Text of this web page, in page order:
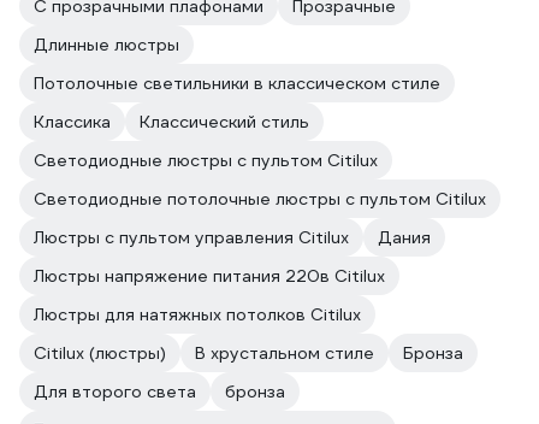
С прозрачными плафонами
Прозрачные
Длинные люстры
Потолочные светильники в классическом стиле
Классика
Классический стиль
Светодиодные люстры с пультом Citilux
Светодиодные потолочные люстры с пультом Citilux
Люстры с пультом управления Citilux
Дания
Люстры напряжение питания 220в Citilux
Люстры для натяжных потолков Citilux
Citilux (люстры)
В хрустальном стиле
Бронза
Для второго света
бронза